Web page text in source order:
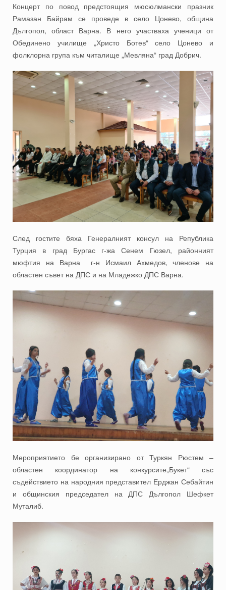
Концерт по повод предстоящия мюсюлмански празник
Рамазан Байрам се проведе в село Цонево, община
Дългопол, област Варна. В него участваха ученици от
Обединено училище „Христо Ботев“ село Цонево и
фолклорна група към читалище „Мевляна“ град Добрич.
След гостите бяха Генералният консул на Република
Турция в град Бургас г-жа Сенем Гюзел, районният
мюфтия на Варна г-н Исмаил Ахмедов, членове на
областен съвет на ДПС и на Младежко ДПС Варна.
Мероприятието бе организирано от Туркян Рюстем –
областен координатор на конкурсите„Букет“ със
съдействието на народния представител Ерджан Себайтин
и общинския председател на ДПС Дългопол Шефкет
Муталиб.